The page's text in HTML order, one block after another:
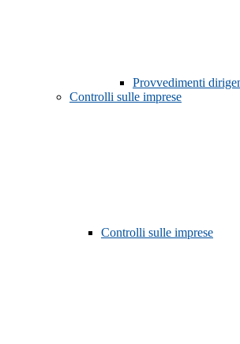
Provvedimenti
Controlli sulle imprese
Controlli sulle imprese